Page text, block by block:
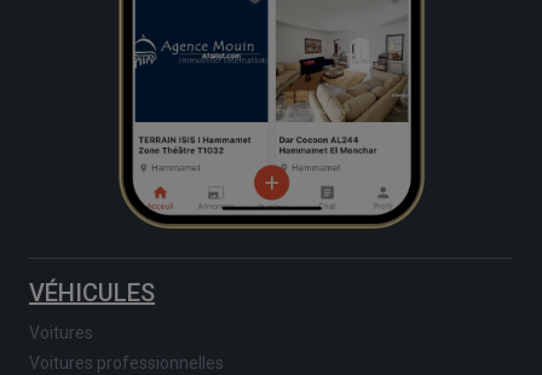
VÉHICULES
Voitures
Voitures professionnelles